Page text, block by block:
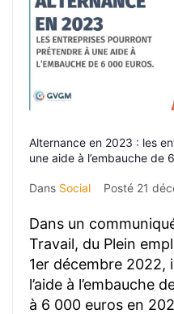
Alternance en 2023 : les
une aide à l’embauche de
Dans Social Posté 21
Dans un
Travail, du Plein
1er décembre 2022,
l’aide à l’embauche
à 6 000 euros en